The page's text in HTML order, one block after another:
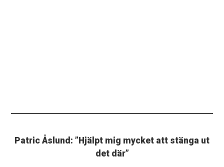
Patric Åslund: ”Hjälpt mig mycket att stänga ut
det där”